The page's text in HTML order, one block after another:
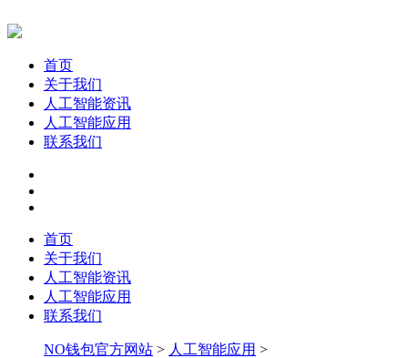
首页
关于我们
人工智能资讯
人工智能应用
联系我们
首页
关于我们
人工智能资讯
人工智能应用
联系我们
NO钱包官方网站 > 人工智能应用 >